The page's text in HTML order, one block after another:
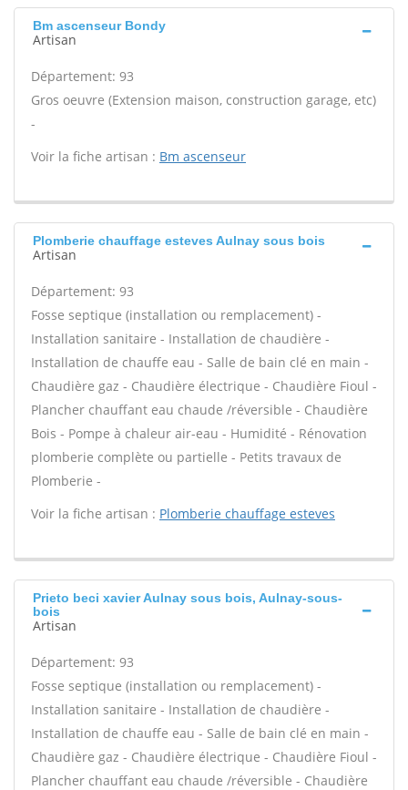
Bm ascenseur Bondy
Artisan
Département: 93
Gros oeuvre (Extension maison, construction garage, etc)
-
Voir la fiche artisan : Bm ascenseur
Plomberie chauffage esteves Aulnay sous bois
Artisan
Département: 93
Fosse septique (installation ou remplacement) -
Installation sanitaire - Installation de chaudière -
Installation de chauffe eau - Salle de bain clé en main -
Chaudière gaz - Chaudière électrique - Chaudière Fioul -
Plancher chauffant eau chaude /réversible - Chaudière
Bois - Pompe à chaleur air-eau - Humidité - Rénovation
plomberie complète ou partielle - Petits travaux de
Plomberie -
Voir la fiche artisan : Plomberie chauffage esteves
Prieto beci xavier Aulnay sous bois, Aulnay-sous-
bois
Artisan
Département: 93
Fosse septique (installation ou remplacement) -
Installation sanitaire - Installation de chaudière -
Installation de chauffe eau - Salle de bain clé en main -
Chaudière gaz - Chaudière électrique - Chaudière Fioul -
Plancher chauffant eau chaude /réversible - Chaudière